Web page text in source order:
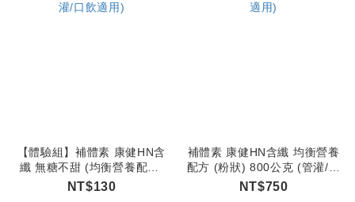
【體驗組】補體素 康健HN含
纖 無糖不甜 (均衡營養配方)
(管灌/口飲適用)
NT$130
補體素 康健HN含纖 均衡營養
配方 (粉狀) 800公克 (管灌/口
飲適用)
NT$750